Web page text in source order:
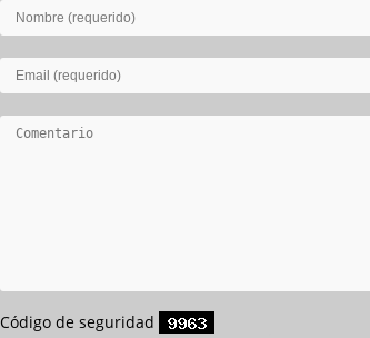
Código de seguridad